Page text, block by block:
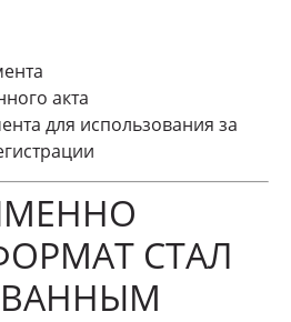
акта
для использования за
СТАЛ